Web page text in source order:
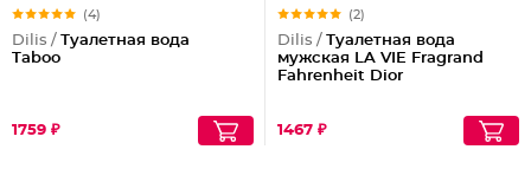
(4)
Dilis / Туалетная вода
Taboo
1759 ₽
(2)
Dilis / Туалетная вода
мужская LA VIE Fragrand
Fahrenheit Dior
1467 ₽